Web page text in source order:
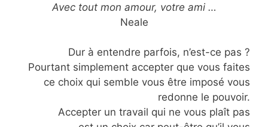
Avec tout mon amour, votre ami …
Neale
Dur à entendre parfois, n’est-ce pas ?
Pourtant simplement accepter que vous faites
ce choix qui semble vous être imposé vous
redonne le pouvoir.
Accepter un travail qui ne vous plaît pas